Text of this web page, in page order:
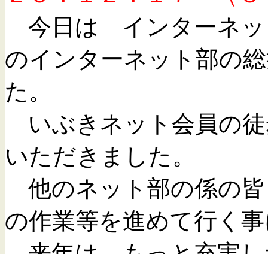
今日は インターネッ
のインターネット部の
た。
いぶきネット会員の
いただきました。
他のネット部の係の皆
の作業等を進めて行く